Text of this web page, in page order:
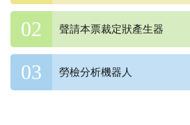
聲請本票裁定狀產生器
勞檢分析機器人